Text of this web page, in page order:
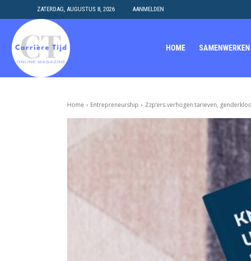
ZATERDAG, AUGUSTUS 8, 2026 AANMELDEN
HOME
Home Entrepreneurship Zzp’ers verhogen tarieven,